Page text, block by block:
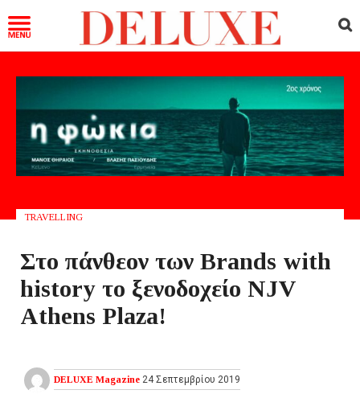
TRAVELLING
Στο πάνθεον των Brands with
history το ξενοδοχείο NJV
Athens Plaza!
DELUXE Magazine 24 Σεπτεμβρίου 2019